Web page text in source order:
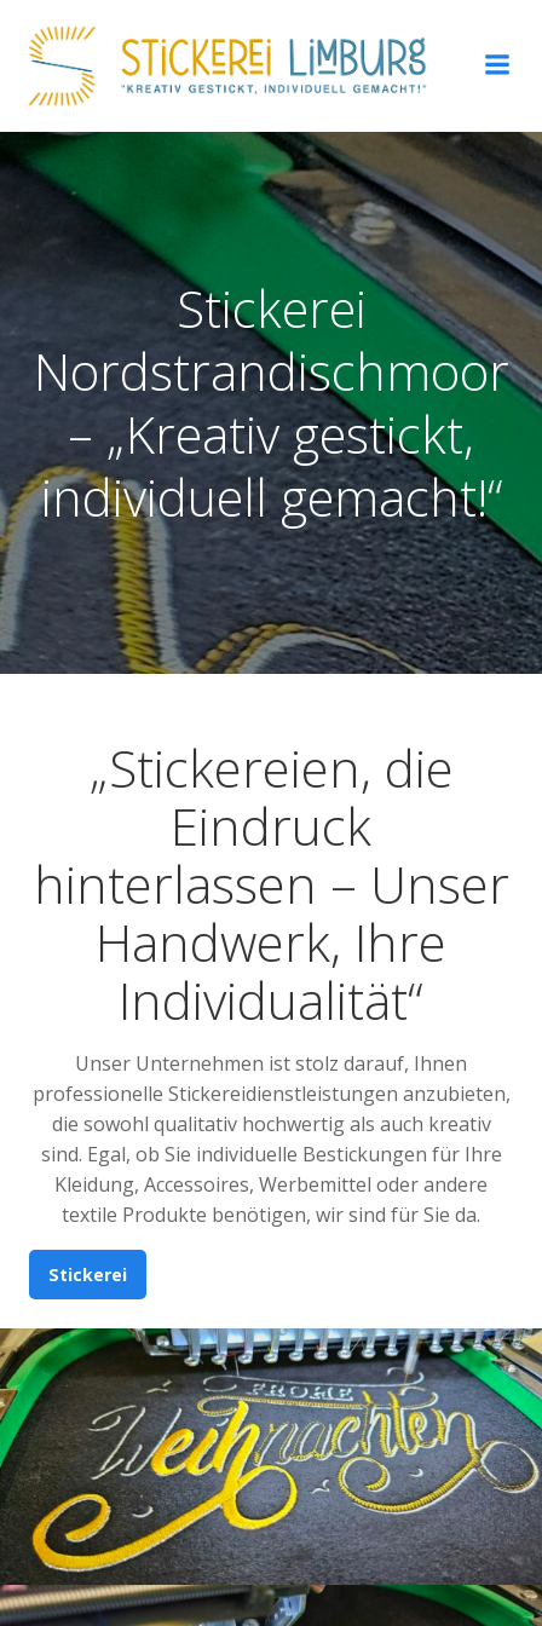
Inhalt
springen
Stickerei
Nordstrandischmoor
– „Kreativ gestickt,
individuell gemacht!“
„Stickereien, die
Eindruck
hinterlassen – Unser
Handwerk, Ihre
Individualität“
Unser Unternehmen ist stolz darauf, Ihnen
professionelle Stickereidienstleistungen anzubieten,
die sowohl qualitativ hochwertig als auch kreativ
sind. Egal, ob Sie individuelle Bestickungen für Ihre
Kleidung, Accessoires, Werbemittel oder andere
textile Produkte benötigen, wir sind für Sie da.
Stickerei